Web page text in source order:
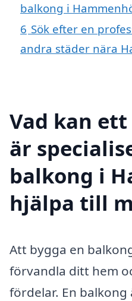
balkong i
6 Sök efter en
andra städer nära
Vad kan
är
balkong i
hjälpa till
Att bygga en
förvandla ditt hem
fördelar. En